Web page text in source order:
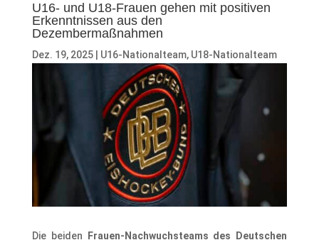
U16- und U18-Frauen gehen mit positiven
Erkenntnissen aus den
Dezembermaßnahmen
Dez. 19, 2025| U16-Nationalteam, U18-Nationalteam
Die beiden Frauen-Nachwuchsteams des Deutschen